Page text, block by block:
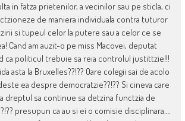
in fatza prietenilor, a vecinilor sau pe sticla, ci
de maniera individuala contra tuturor
si tupeul celor la putere sau a celor ce se
Cand am auzit-o pe miss Macovei, deputat
ca politicul trebuie sa reia controlul justittzie!!!
asta la Bruxelles??!?? Oare colegii sai de acolo
ea despre democratzie??!?? Si cineva care
dreptul sa continue sa detzina functzia de
presupun ca au si ei o comisie disciplinara….